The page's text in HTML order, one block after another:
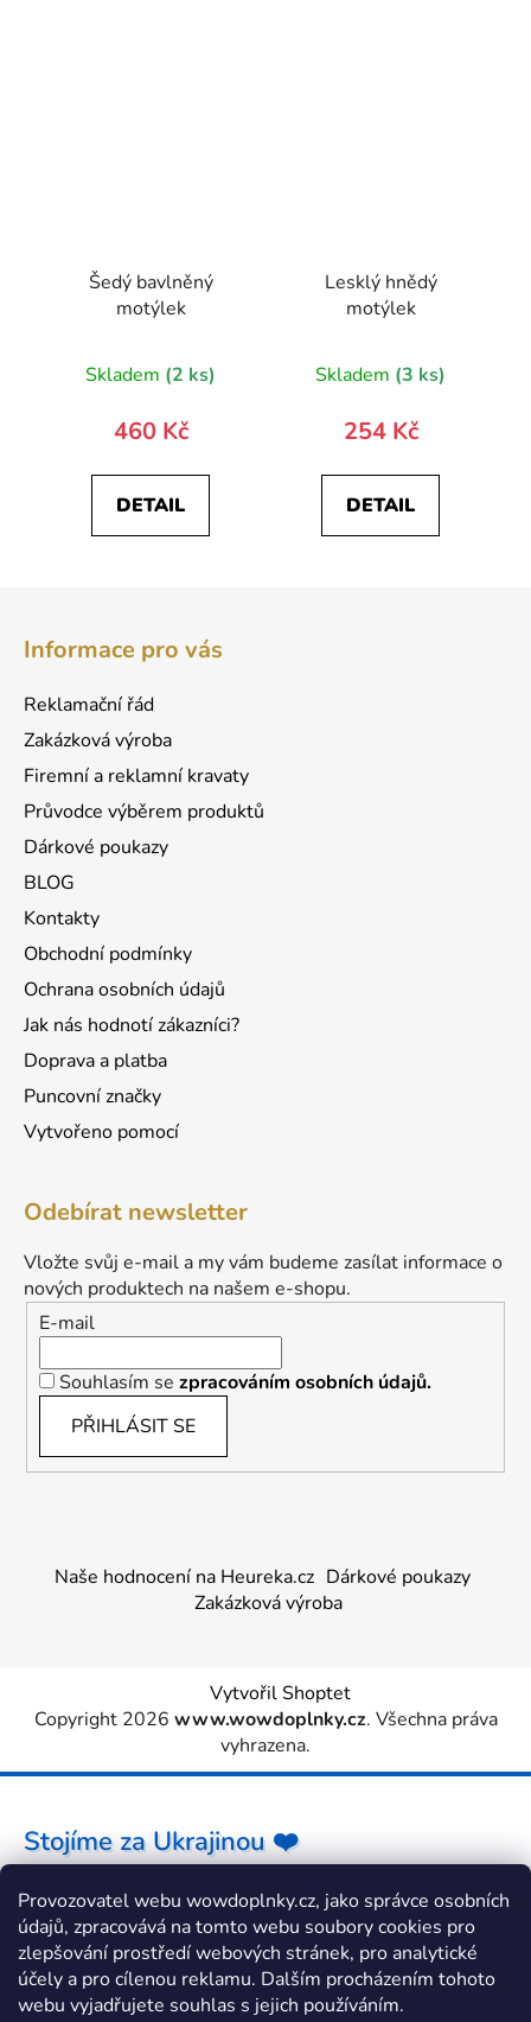
Provozovatel webu wowdoplnky.cz, jako správce osobních
údajů, zpracovává na tomto webu soubory cookies pro
zlepšování prostředí webových stránek, pro analytické
účely a pro cílenou reklamu. Dalším procházením tohoto
webu vyjadřujete souhlas s jejich používáním.
Šedý bavlněný
motýlek
Skladem (2 ks)
460 Kč
DETAIL
Lesklý hnědý
motýlek
Skladem (3 ks)
254 Kč
DETAIL
Informace pro vás
Reklamační řád
Zakázková výroba
Firemní a reklamní kravaty
Průvodce výběrem produktů
Dárkové poukazy
BLOG
Kontakty
Obchodní podmínky
Ochrana osobních údajů
Jak nás hodnotí zákazníci?
Doprava a platba
Puncovní značky
Vytvořeno pomocí
Odebírat newsletter
Vložte svůj e-mail a my vám budeme zasílat informace o
nových produktech na našem e-shopu.
E-mail
Souhlasím se zpracováním osobních údajů.
PŘIHLÁSIT SE
Naše hodnocení na Heureka.cz Dárkové poukazy
Zakázková výroba
Vytvořil Shoptet
Copyright 2026 www.wowdoplnky.cz. Všechna práva
vyhrazena.
Stojíme za Ukrajinou ❤️
Jak a čím pomoci »